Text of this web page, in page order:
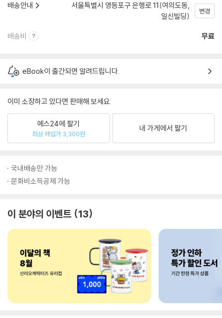
배송안내
서울특별시 영등포구 은행로 11(여의도동,
일신빌딩)
변경
배송비 무료
eBook이 출간되면 알려드립니다.
이미 소장하고 있다면 판매해 보세요.
예스24에 팔기
최상 매입가 3,300원
내 가게에서 팔기
국내배송만 가능
문화비소득공제 가능
이 분야의 이벤트 13